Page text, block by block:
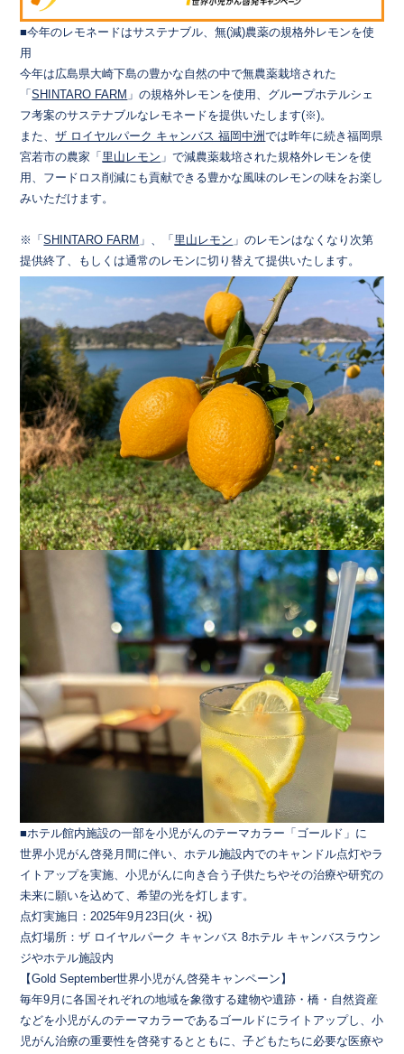
■今年のレモネードはサステナブル、無(減)農薬の規格外レモンを使
用
今年は広島県大崎下島の豊かな自然の中で無農薬栽培された
「SHINTARO FARM ​」の規格外レモンを使用、グループホテルシェ
フ考案のサステナブルなレモネードを提供いたします(※)。
また、​ザ ロイヤルパーク キャンバス 福岡中洲​では昨年に続き福岡県
宮若市の農家「 里山レモン 」で減農薬栽培された規格外レモンを使
用、フードロス削減にも貢献できる豊かな風味のレモンの味をお楽し
みいただけます。
※「​SHINTARO FARM 」、「​ 里山レモン 」のレモンはなくなり次第
提供終了、もしくは通常のレモンに切り替えて提供いたします。
■ホテル館内施設の一部を小児がんのテーマカラー「ゴールド」に
世界小児がん啓発月間に伴い、ホテル施設内でのキャンドル点灯やラ
イトアップを実施、小児がんに向き合う子供たちやその治療や研究の
未来に願いを込めて、希望の光を灯します。
点灯実施日：2025年9月23日(火・祝)
点灯場所：ザ ロイヤルパーク キャンバス 8ホテル キャンバスラウン
ジやホテル施設内
【Gold September世界小児がん啓発キャンペーン】
毎年9月に各国それぞれの地域を象徴する建物や遺跡・橋・自然資産
などを小児がんのテーマカラーであるゴールドにライトアップし、小
児がん治療の重要性を啓発するとともに、子どもたちに必要な医療や